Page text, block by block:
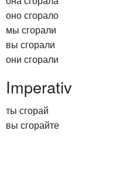
оно сгорало
мы сгорали
вы сгорали
они сгорали
Imperativ
ты сгорай
вы сгорайте